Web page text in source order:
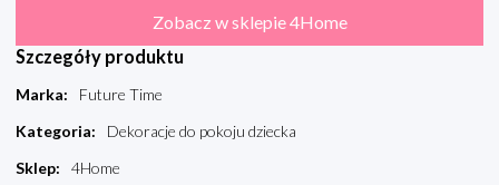
Zobacz w sklepie 4Home
Szczegóły produktu
Marka:
Future Time
Kategoria:
Dekoracje do pokoju dziecka
Sklep:
4Home